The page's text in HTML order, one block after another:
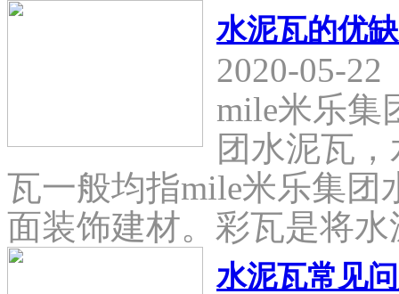
水泥瓦的优
2020-05-22
mile米乐集
团水泥瓦
瓦一般均指mile米乐集团
面装饰建材。彩瓦是将
水泥瓦常见